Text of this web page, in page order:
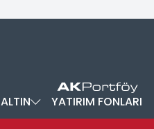
ALTIN YATIRIM FONLARI